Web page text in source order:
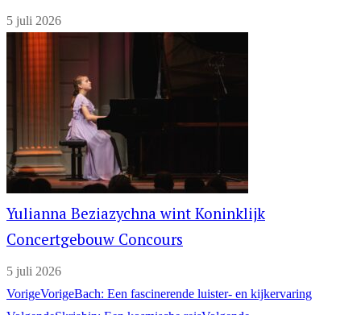
5 juli 2026
Yulianna Beziazychna wint Koninklijk
Concertgebouw Concours
5 juli 2026
VorigeVorigeBach: Een fascinerende luister- en kijkervaring